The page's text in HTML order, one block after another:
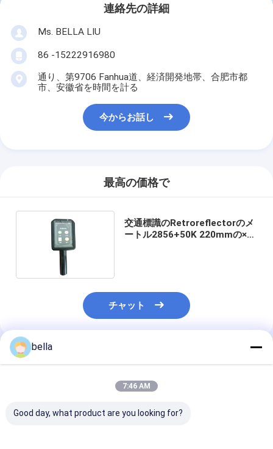
連絡先の詳細
Ms. BELLA LIU
86 -15222916980
通り、第9706 Fanhua道、経済開発地帯、合肥市都
市、安徽省を時間を計る
今からお話し
最高の価格で
交通標識のRetroreflectorのメ
ートル2856+50K 220mmの×
チャット
推薦されたプロダクト
bella
7:46 AM
Good day, what product are you looking for?